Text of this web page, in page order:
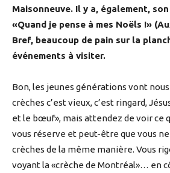
Maisonneuve. Il y a, également,
«Quand je pense à mes Noëls !»
Bref, beaucoup de pain sur la
événements à visiter.
Bon, les jeunes générations vont
crèches c’est vieux, c’est ringard,
et le bœuf», mais attendez de voir ce
vous réserve et peut-être que vous
crèches de la même manière. Vous
voyant la «crèche de Montréal»… en